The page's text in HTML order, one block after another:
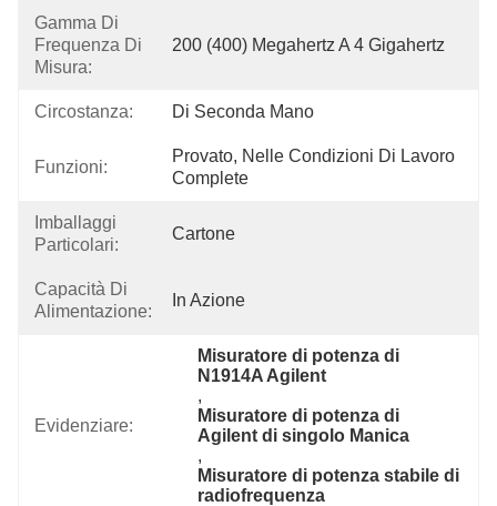
Gamma Di
Frequenza Di
Misura:
200 (400) Megahertz A 4 Gigahertz
Circostanza: Di Seconda Mano
Funzioni:
Provato, Nelle Condizioni Di Lavoro
Complete
Imballaggi
Particolari:
Cartone
Capacità Di
Alimentazione:
In Azione
Evidenziare:
Misuratore di potenza di
N1914A Agilent
,
Misuratore di potenza di
Agilent di singolo Manica
,
Misuratore di potenza stabile di
radiofrequenza